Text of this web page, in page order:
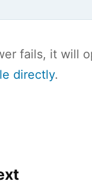
fails, it will
directly.